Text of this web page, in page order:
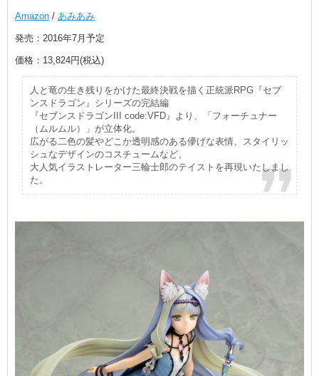
Amazon / あみあみ
発売：2016年7月予定
価格：13,824円(税込)
人と竜の生き残りをかけた最終決戦を描く正統派RPG『セブ
ンスドラゴン』シリーズの完結編
『セブンスドラゴンIII code:VFD』より、「フォーチュナー
（ムルムル）」が立体化。
広がる二色の髪やどこか透明感のある儚げな表情、スタイリッ
シュなデザインのコスチュームなど、
大人気イラストレーター三輪士郎のテイストを再現いたしまし
た。